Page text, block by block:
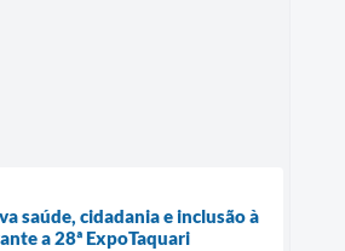
saúde, cidadania e inclusão à
a 28ª ExpoTaquari